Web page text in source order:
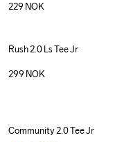
229 NOK
Rush 2.0 Ls Tee Jr
299 NOK
Community 2.0 Tee Jr